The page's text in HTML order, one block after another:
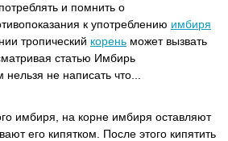
и помнить о
к употреблению имбиря
тропический корень может вызвать
статью Имбирь
не написать что...
имбиря, на корне имбиря оставляют
его кипятком. После этого кипятить